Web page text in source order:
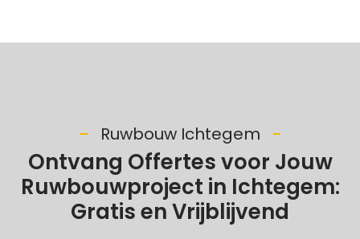
Ruwbouw Ichtegem
Ontvang Offertes voor Jouw
Ruwbouwproject in Ichtegem:
Gratis en Vrijblijvend